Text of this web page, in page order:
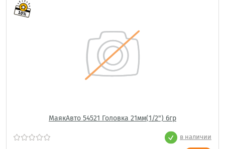
МаякАвто 54521 Головка 21мм(1/2") 6гр
в наличии